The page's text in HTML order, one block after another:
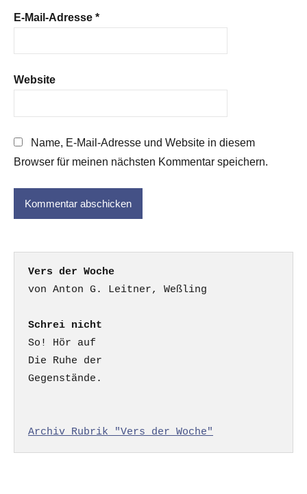
E-Mail-Adresse *
Website
Name, E-Mail-Adresse und Website in diesem
Browser für meinen nächsten Kommentar speichern.
Vers der Woche
Schrei nicht
So! Hör auf
Die Ruhe der
Gegenstände.
Archiv Rubrik "Vers der Woche"